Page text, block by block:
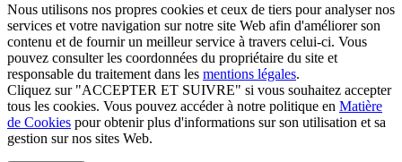
Nous utilisons nos propres cookies et ceux de tiers pour analyser nos
services et votre navigation sur notre site Web afin d'améliorer son
contenu et de fournir un meilleur service à travers celui-ci. Vous
pouvez consulter les coordonnées du propriétaire du site et
responsable du traitement dans les mentions légales.
Cliquez sur "ACCEPTER ET SUIVRE" si vous souhaitez accepter
tous les cookies. Vous pouvez accéder à notre politique en Matière
de Cookies pour obtenir plus d'informations sur son utilisation et sa
gestion sur nos sites Web.